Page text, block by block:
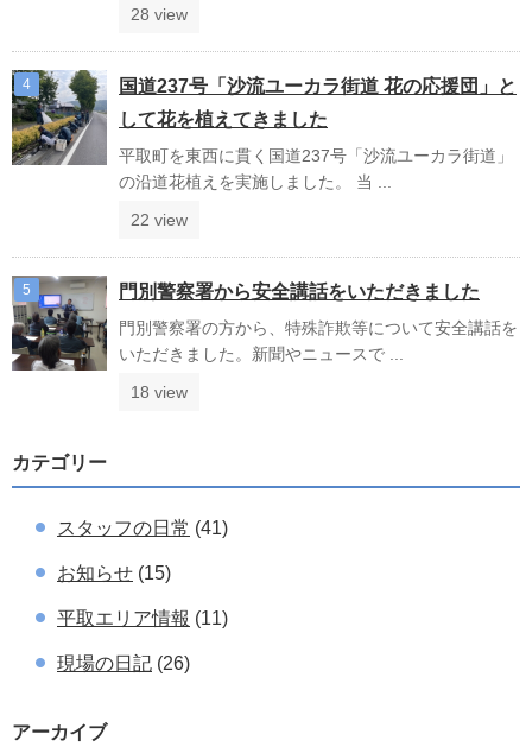
28 view
国道237号「沙流ユーカラ街道 花の応援団」と
して花を植えてきました
平取町を東西に貫く国道237号「沙流ユーカラ街道」
の沿道花植えを実施しました。 当 ...
22 view
門別警察署から安全講話をいただきました
門別警察署の方から、特殊詐欺等について安全講話を
いただきました。新聞やニュースで ...
18 view
カテゴリー
スタッフの日常 (41)
お知らせ (15)
平取エリア情報 (11)
現場の日記 (26)
アーカイブ